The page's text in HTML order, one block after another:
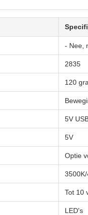
- Nee,
2835
120
5V
5V
Optie
Tot 10
LED's